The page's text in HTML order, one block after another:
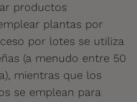
productos
plantas por
por lotes se utiliza
(a menudo entre 50
mientras que los
se emplean para